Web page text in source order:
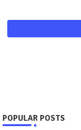
POPULAR POSTS